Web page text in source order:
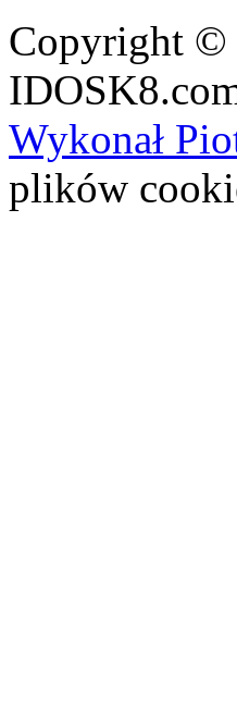
Copyright ©
Wykonał
plików